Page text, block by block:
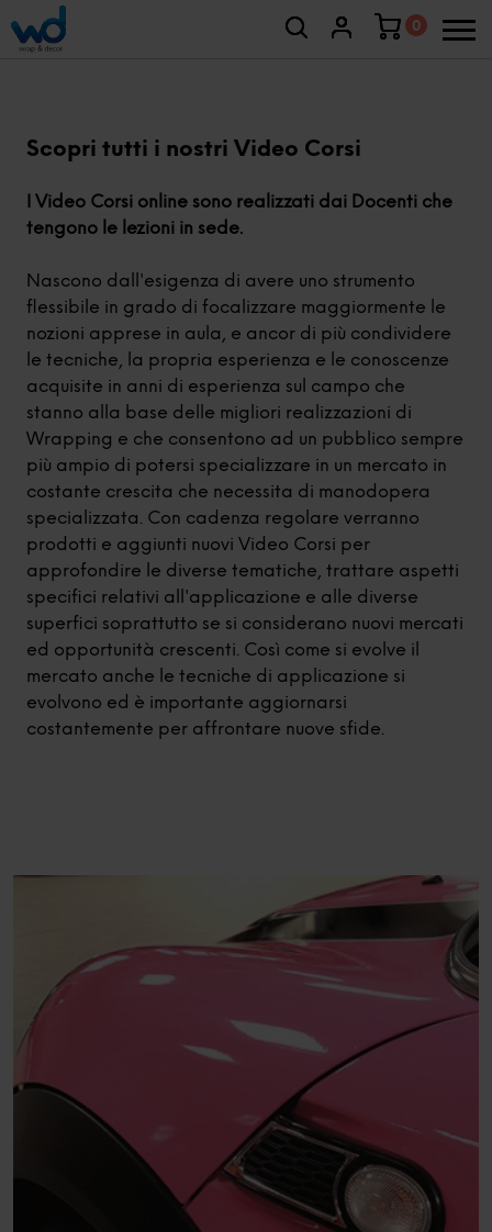
0
Scopri tutti i nostri Video Corsi
I Video Corsi online sono realizzati dai Docenti che
tengono le lezioni in sede.
Nascono dall'esigenza di avere uno strumento
flessibile in grado di focalizzare maggiormente le
nozioni apprese in aula, e ancor di più condividere
le tecniche, la propria esperienza e le conoscenze
acquisite in anni di esperienza sul campo che
stanno alla base delle migliori realizzazioni di
Wrapping e che consentono ad un pubblico sempre
più ampio di potersi specializzare in un mercato in
costante crescita che necessita di manodopera
specializzata. Con cadenza regolare verranno
prodotti e aggiunti nuovi Video Corsi per
approfondire le diverse tematiche, trattare aspetti
specifici relativi all'applicazione e alle diverse
superfici soprattutto se si considerano nuovi mercati
ed opportunità crescenti. Così come si evolve il
mercato anche le tecniche di applicazione si
evolvono ed è importante aggiornarsi
costantemente per affrontare nuove sfide.